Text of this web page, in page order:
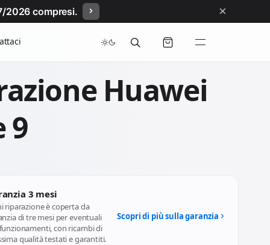
2026 compresi. ×
Huawei
9
3 mesi
riparazione è coperta da
di tre mesi per eventuali
con ricambi di
qualità testati e garantiti.
Scopri di più sulla garanzia